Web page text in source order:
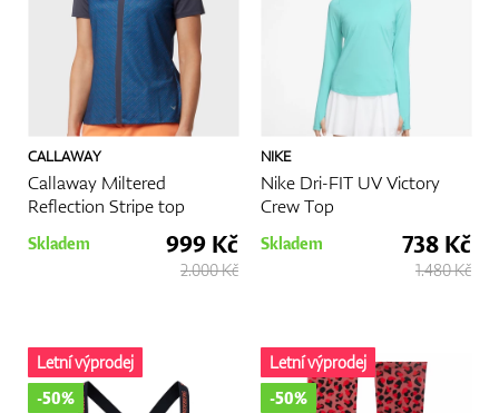
příjemnějším a pohodlnějším zážitkem.
CALLAWAY
Callaway Miltered
Reflection Stripe top
Skladem 999 Kč
2.000 Kč
NIKE
Nike Dri-FIT UV Victory
Crew Top
Skladem 738 Kč
1.480 Kč
Letní výprodej
-50%
Letní výprodej
-50%